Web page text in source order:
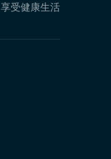
受健康生活